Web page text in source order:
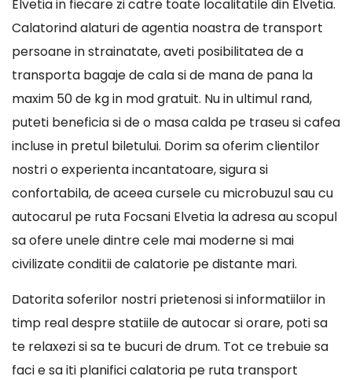
Elvetia in fiecare zi catre toate localitatile din Elvetia.
Calatorind alaturi de agentia noastra de transport
persoane in strainatate, aveti posibilitatea de a
transporta bagaje de cala si de mana de pana la
maxim 50 de kg in mod gratuit. Nu in ultimul rand,
puteti beneficia si de o masa calda pe traseu si cafea
incluse in pretul biletului. Dorim sa oferim clientilor
nostri o experienta incantatoare, sigura si
confortabila, de aceea cursele cu microbuzul sau cu
autocarul pe ruta Focsani Elvetia la adresa au scopul
sa ofere unele dintre cele mai moderne si mai
civilizate conditii de calatorie pe distante mari.
Datorita soferilor nostri prietenosi si informatiilor in
timp real despre statiile de autocar si orare, poti sa
te relaxezi si sa te bucuri de drum. Tot ce trebuie sa
faci e sa iti planifici calatoria pe ruta transport